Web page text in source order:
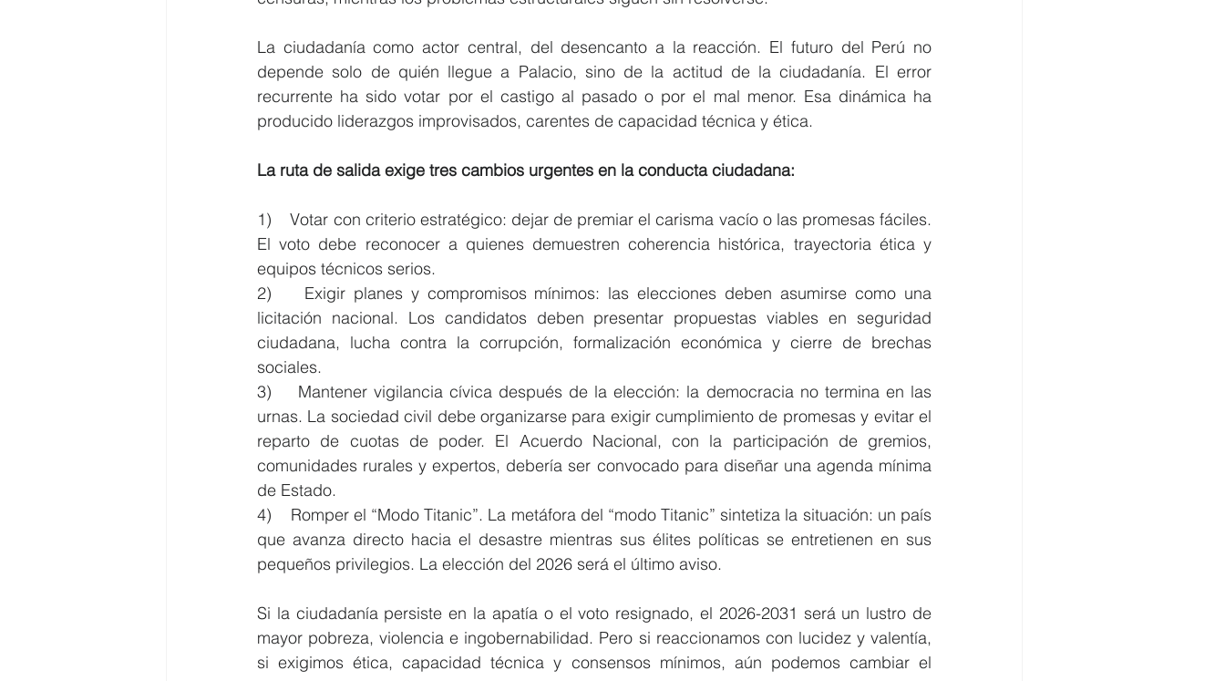
La ciudadanía como actor central, del desencanto a la reacción. El futuro del Perú no
depende solo de quién llegue a Palacio, sino de la actitud de la ciudadanía. El error
recurrente ha sido votar por el castigo al pasado o por el mal menor. Esa dinámica ha
producido liderazgos improvisados, carentes de capacidad técnica y ética.
La ruta de salida exige tres cambios urgentes en la conducta ciudadana:
1)    Votar con criterio estratégico: dejar de premiar el carisma vacío o las promesas fáciles.
El voto debe reconocer a quienes demuestren coherencia histórica, trayectoria ética y
equipos técnicos serios.
2)    Exigir planes y compromisos mínimos: las elecciones deben asumirse como una
licitación nacional. Los candidatos deben presentar propuestas viables en seguridad
ciudadana, lucha contra la corrupción, formalización económica y cierre de brechas
sociales.
3)    Mantener vigilancia cívica después de la elección: la democracia no termina en las
urnas. La sociedad civil debe organizarse para exigir cumplimiento de promesas y evitar el
reparto de cuotas de poder. El Acuerdo Nacional, con la participación de gremios,
comunidades rurales y expertos, debería ser convocado para diseñar una agenda mínima
de Estado.
4)    Romper el “Modo Titanic”. La metáfora del “modo Titanic” sintetiza la situación: un país
que avanza directo hacia el desastre mientras sus élites políticas se entretienen en sus
pequeños privilegios. La elección del 2026 será el último aviso.
Si la ciudadanía persiste en la apatía o el voto resignado, el 2026-2031 será un lustro de
mayor pobreza, violencia e ingobernabilidad. Pero si reaccionamos con lucidez y valentía,
si exigimos ética, capacidad técnica y consensos mínimos, aún podemos cambiar el